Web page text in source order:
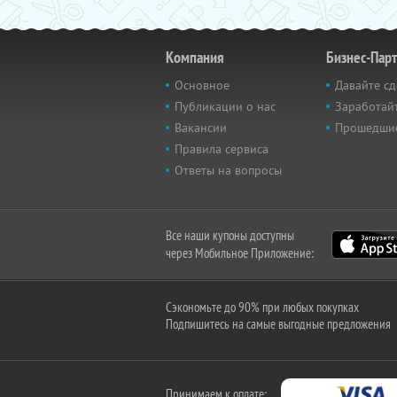
Компания
Основное
Публикации о нас
Вакансии
Правила сервиса
Ответы на вопросы
Бизнес-
Давайте
Все наши купоны доступны
через Мобильное Приложение:
Сэкономьте до 90% при любых покупках
Подпишитесь на самые выгодные предложения